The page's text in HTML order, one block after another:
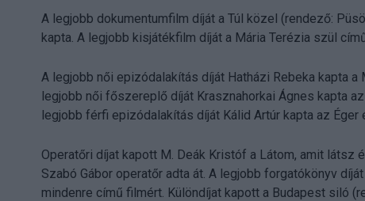
A legjobb dokumentumfilm díját a Túl közel (rendező:
kapta. A legjobb kisjátékfilm díját a Mária Terézia szül
A legjobb női epizódalakítás díját Hatházi Rebeka kapta
legjobb női főszereplő díját Krasznahorkai Ágnes kapta
legjobb férfi epizódalakítás díját Kálid Artúr kapta az
Operatőri díjat kapott M. Deák Kristóf a Látom, amit
Szabó Gábor operatőr adta át. A legjobb forgatókönyv
mindenre című filmért. Különdíjat kapott a Budapest siló